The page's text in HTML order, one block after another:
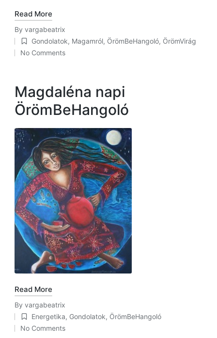
Read More
Posted
by
By vargabeatrix
Posted
in
Gondolatok, Magamról, ÖrömBeHangoló, ÖrömVirág
No Comments
Magdaléna napi
ÖrömBeHangoló
Read More
Posted
by
By vargabeatrix
Posted
in
Energetika, Gondolatok, ÖrömBeHangoló
No Comments